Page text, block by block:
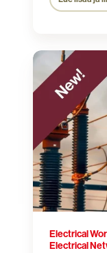
Electrical
Work
Safety
Training
6002,
Electrical
Networks
Electrical
Electrical